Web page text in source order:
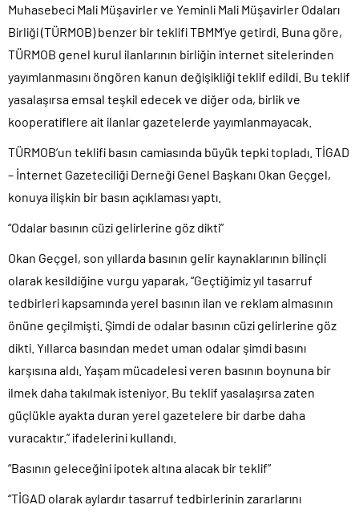
Muhasebeci Mali Müşavirler ve Yeminli Mali Müşavirler Odaları
Birliği (TÜRMOB) benzer bir teklifi TBMM’ye getirdi. Buna göre,
TÜRMOB genel kurul ilanlarının birliğin internet sitelerinden
yayımlanmasını öngören kanun değişikliği teklif edildi. Bu teklif
yasalaşırsa emsal teşkil edecek ve diğer oda, birlik ve
kooperatiflere ait ilanlar gazetelerde yayımlanmayacak.
TÜRMOB’un teklifi basın camiasında büyük tepki topladı. TİGAD
– İnternet Gazeteciliği Derneği Genel Başkanı Okan Geçgel,
konuya ilişkin bir basın açıklaması yaptı.
“Odalar basının cüzi gelirlerine göz dikti”
Okan Geçgel, son yıllarda basının gelir kaynaklarının bilinçli
olarak kesildiğine vurgu yaparak, “Geçtiğimiz yıl tasarruf
tedbirleri kapsamında yerel basının ilan ve reklam almasının
önüne geçilmişti. Şimdi de odalar basının cüzi gelirlerine göz
dikti. Yıllarca basından medet uman odalar şimdi basını
karşısına aldı. Yaşam mücadelesi veren basının boynuna bir
ilmek daha takılmak isteniyor. Bu teklif yasalaşırsa zaten
güçlükle ayakta duran yerel gazetelere bir darbe daha
vuracaktır.” ifadelerini kullandı.
“Basının geleceğini ipotek altına alacak bir teklif”
“TİGAD olarak aylardır tasarruf tedbirlerinin zararlarını